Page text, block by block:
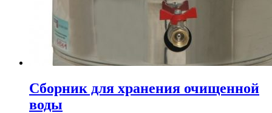
Сборник для хранения очищенной
воды